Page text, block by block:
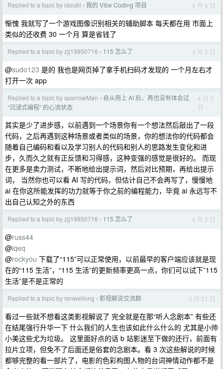
Replied to a topic by idoubi › 我的 Vibe Coding 项目 4 月 6 日
惭愧 我就写了一个游戏图像识别相关的辅助脚本 每天都在用 市面上
类似的还收费 30 一个月 算是省钱了
Replied to a topic by zjj19950716 › 115 怎么了 4 月 5 日
@sudo123 是的 我也是网页掉了拿手机扫码才发现的 一个月左右才
打开一次 app
Replied to a topic by sparrowMan › 自从用上 AI 后，再也没有体会过
“沉浸式编程” 的心流状态
4 月 2
日
其实是少了进步感，以前遇到一个场景你有一个想法然后敲出了一段
代码，之后再遇到这种场景或者类似的场景，你的想法你的代码都会
随着自己编码和看以及学习别人的代码和别人的思路发生变化和进
步，久而久之就有正反馈和习得感，这种变强的感觉是很好的。 而现
在更多是卖力测试，不断地给出提示词，然后对比预期，再给出提示
词， 当然你也可以看 AI 写的代码，但估计自己不会再写了，慢慢地
ai 在你这所能发挥的功力就等于你之前的编程能力，毕竟 ai 永远写不
出自己认知之外的东西
Replied to a topic by zjj19950716 › 115 怎么了 4 月 2 日
@russ44
@iqeq
@rockyou 下载了“115”可以正常使用，以前最早的客户端应该就是现
在的“115 生活”，“115 生活”的更新频率更高一点，你们可以试下”115
生活”是不是正常的
Replied to a topic by renweilong › 影视解说交流群 3 月 31 日
看过一些就不想看这类影视解说了 完全就是在那“听人念剧本” 有些还
在结尾强行升华一下 什么我们的人生也该如此什么什么的 尤其是小帅
小美这些尤为垃圾。 这里面好点的话 b 站影迷至下做的还行，前面有
拉片立项，但免不了后面还是俗套的念剧本。看 3 次这些解说的时候
都够完整的看一部片了，电影的色彩构图人物的台词神情动作都不是